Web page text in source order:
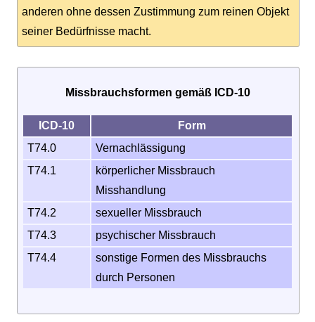
anderen ohne dessen Zustimmung zum reinen Objekt
seiner Bedürfnisse macht.
Missbrauchsformen gemäß ICD-10
ICD-10
Form
T74.0
Vernach­lässigung
T74.1
körperlicher Missbrauch
Miss­handlung
T74.2
sexueller Missbrauch
T74.3
psychischer Missbrauch
T74.4
sonstige Formen des Miss­brauchs
durch Personen